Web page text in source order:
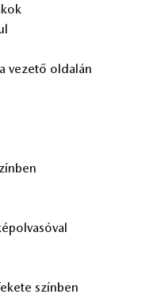
ve­ze­tő ol­da­lán
szín­ben